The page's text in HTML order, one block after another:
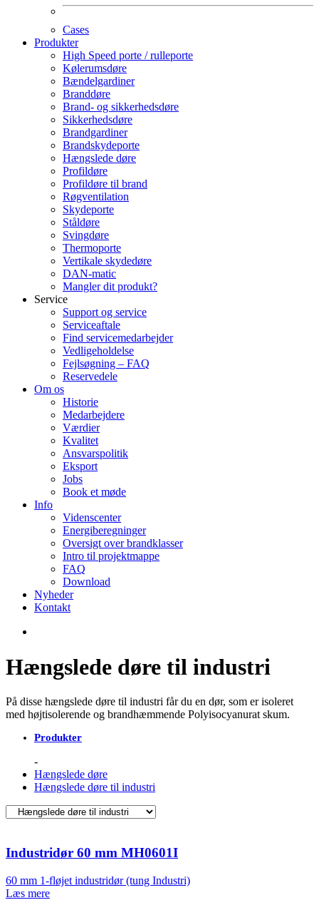
Cases
Produkter
High Speed porte / rulleporte
Kølerumsdøre
Bændelgardiner
Branddøre
Brand- og sikkerhedsdøre
Sikkerhedsdøre
Brandgardiner
Brandskydeporte
Hængslede døre
Profildøre
Profildøre til brand
Røgventilation
Skydeporte
Ståldøre
Svingdøre
Thermoporte
Vertikale skydedøre
DAN-matic
Mangler dit produkt?
Service
Support og service
Serviceaftale
Find servicemedarbejder
Vedligeholdelse
Fejlsøgning – FAQ
Reservedele
Om os
Historie
Medarbejdere
Værdier
Kvalitet
Ansvarspolitik
Eksport
Jobs
Book et møde
Info
Videnscenter
Energiberegninger
Oversigt over brandklasser
Intro til projektmappe
FAQ
Download
Nyheder
Kontakt
Hængslede døre til industri
På disse hængslede døre til industri får du en dør, som er isoleret
med højtisolerende og brandhæmmende Polyisocyanurat skum.
Produkter
Hængslede døre
Hængslede døre til industri
Industridør 60 mm MH0601I
60 mm 1-fløjet industridør (tung Industri)
Læs mere